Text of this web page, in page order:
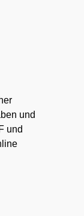
und
und